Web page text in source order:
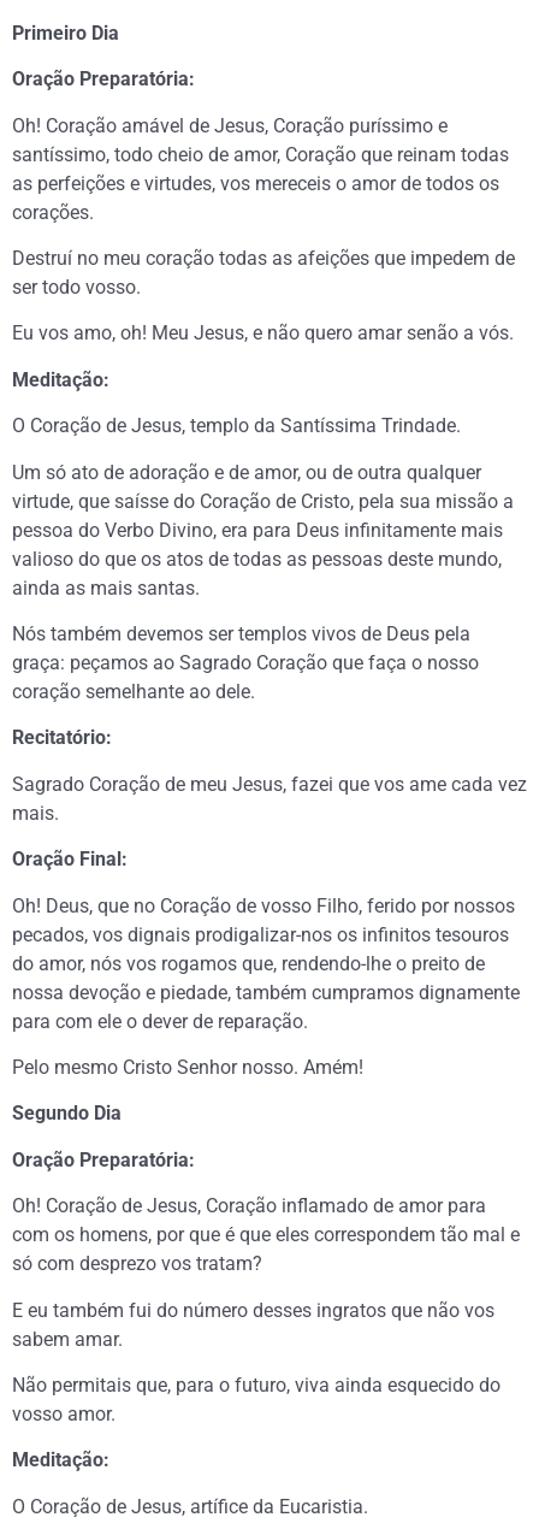
Primeiro Dia
Oração Preparatória:
Oh! Coração amável de Jesus, Coração puríssimo e
santíssimo, todo cheio de amor, Coração que reinam todas
as perfeições e virtudes, vos mereceis o amor de todos os
corações.
Destruí no meu coração todas as afeições que impedem de
ser todo vosso.
Eu vos amo, oh! Meu Jesus, e não quero amar senão a vós.
Meditação:
O Coração de Jesus, templo da Santíssima Trindade.
Um só ato de adoração e de amor, ou de outra qualquer
virtude, que saísse do Coração de Cristo, pela sua missão a
pessoa do Verbo Divino, era para Deus infinitamente mais
valioso do que os atos de todas as pessoas deste mundo,
ainda as mais santas.
Nós também devemos ser templos vivos de Deus pela
graça: peçamos ao Sagrado Coração que faça o nosso
coração semelhante ao dele.
Recitatório:
Sagrado Coração de meu Jesus, fazei que vos ame cada vez
mais.
Oração Final:
Oh! Deus, que no Coração de vosso Filho, ferido por nossos
pecados, vos dignais prodigalizar-nos os infinitos tesouros
do amor, nós vos rogamos que, rendendo-lhe o preito de
nossa devoção e piedade, também cumpramos dignamente
para com ele o dever de reparação.
Pelo mesmo Cristo Senhor nosso. Amém!
Segundo Dia
Oração Preparatória:
Oh! Coração de Jesus, Coração inflamado de amor para
com os homens, por que é que eles correspondem tão mal e
só com desprezo vos tratam?
E eu também fui do número desses ingratos que não vos
sabem amar.
Não permitais que, para o futuro, viva ainda esquecido do
vosso amor.
Meditação:
O Coração de Jesus, artífice da Eucaristia.